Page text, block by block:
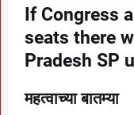
If Congress
seats there
Pradesh SP
महत्वाच्या बातम्या